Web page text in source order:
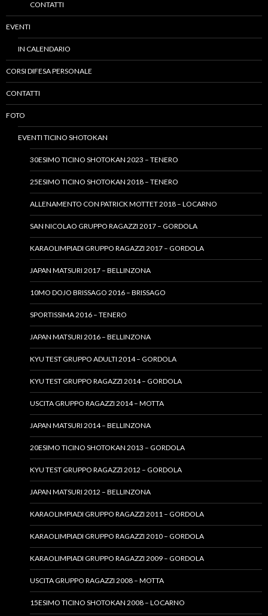
CONTATTI
EVENTI
IN CALENDARIO
CORSI DIFESA PERSONALE
CONTATTI
FOTO
EVENTI TICINO SHOTOKAN
30ESIMO TICINO SHOTOKAN 2023 – TENERO
25ESIMO TICINO SHOTOKAN 2018 – TENERO
ALLENAMENTO CON PATRICK MOTTET 2018 – LOCARNO
SAN NICOLAO GRUPPO RAGAZZI 2017 – GORDOLA
KARAOLIMPIADI GRUPPO RAGAZZI 2017 – GORDOLA
JAPAN MATSURI 2017 – BELLINZONA
10MO DOJO BRISSAGO 2016 – BRISSAGO
SPORTISSIMA 2016 – TENERO
JAPAN MATSURI 2016 – BELLINZONA
KYU TEST GRUPPO ADULTI 2014 – GORDOLA
KYU TEST GRUPPO RAGAZZI 2014 – GORDOLA
USCITA GRUPPO RAGAZZI 2014 – MOTTA
JAPAN MATSURI 2014 – BELLINZONA
20ESIMO TICINO SHOTOKAN 2013 – GORDOLA
KYU TEST GRUPPO RAGAZZI 2012 – GORDOLA
JAPAN MATSURI 2012 – BELLINZONA
KARAOLIMPIADI GRUPPO RAGAZZI 2011 – GORDOLA
KARAOLIMPIADI GRUPPO RAGAZZI 2010 – GORDOLA
KARAOLIMPIADI GRUPPO RAGAZZI 2009 – GORDOLA
USCITA GRUPPO RAGAZZI 2008 – MOTTA
15ESIMO TICINO SHOTOKAN 2008 – LOCARNO